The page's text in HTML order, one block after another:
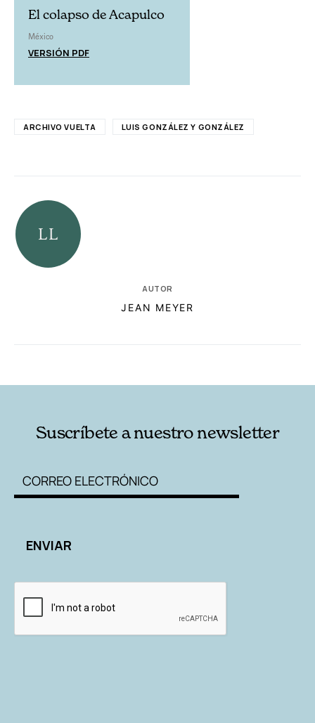
El colapso de Acapulco
México
VERSIÓN PDF
ARCHIVO VUELTA LUIS GONZÁLEZ Y GONZÁLEZ
AUTOR
JEAN MEYER
Suscríbete a nuestro newsletter